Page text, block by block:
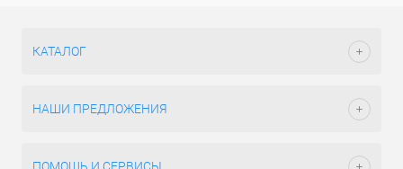
КАТАЛОГ
НАШИ ПРЕДЛОЖЕНИЯ